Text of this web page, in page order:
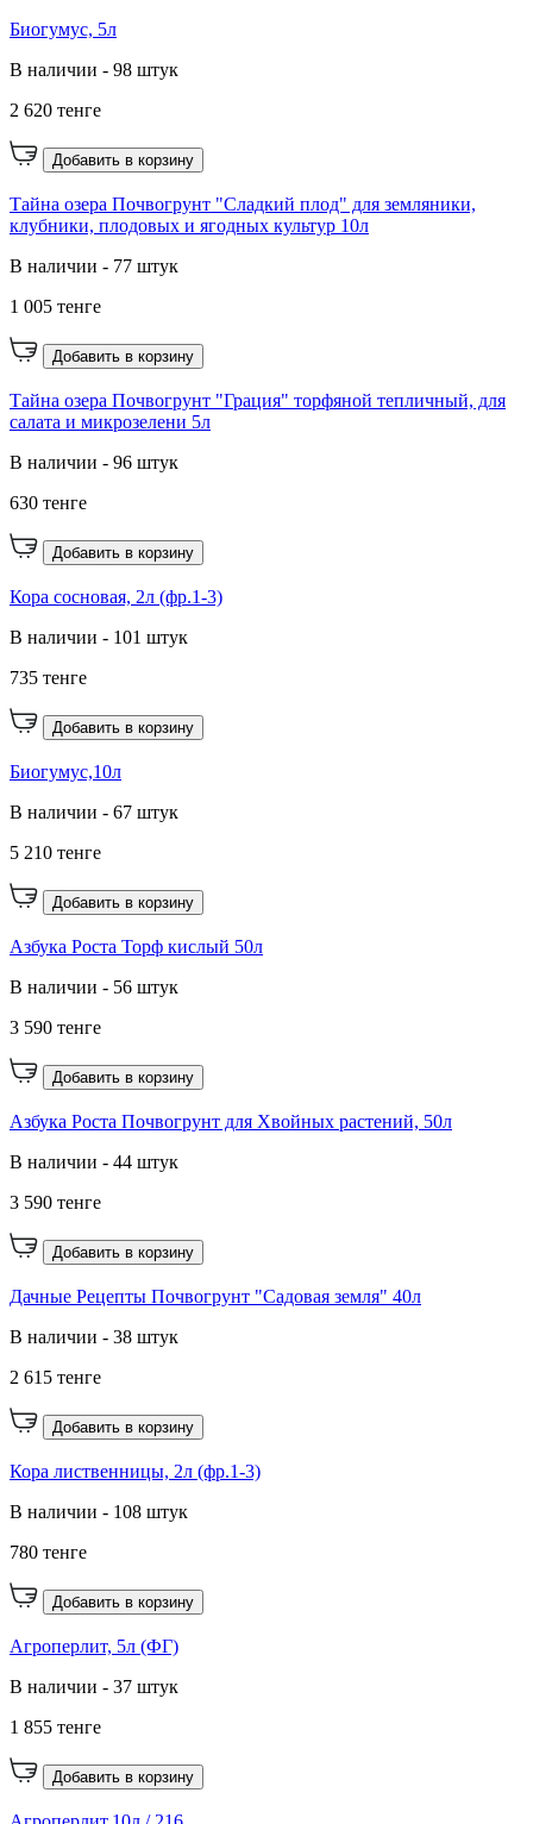
Биогумус, 5л
В наличии - 98 штук
2 620 тенге
Добавить в корзину
Тайна озера Почвогрунт "Сладкий плод" для земляники,
клубники, плодовых и ягодных культур 10л
В наличии - 77 штук
1 005 тенге
Добавить в корзину
Тайна озера Почвогрунт "Грация" торфяной тепличный, для
салата и микрозелени 5л
В наличии - 96 штук
630 тенге
Добавить в корзину
Кора сосновая, 2л (фр.1-3)
В наличии - 101 штук
735 тенге
Добавить в корзину
Биогумус,10л
В наличии - 67 штук
5 210 тенге
Добавить в корзину
Азбука Роста Торф кислый 50л
В наличии - 56 штук
3 590 тенге
Добавить в корзину
Азбука Роста Почвогрунт для Хвойных растений, 50л
В наличии - 44 штук
3 590 тенге
Добавить в корзину
Дачные Рецепты Почвогрунт "Садовая земля" 40л
В наличии - 38 штук
2 615 тенге
Добавить в корзину
Кора лиственницы, 2л (фр.1-3)
В наличии - 108 штук
780 тенге
Добавить в корзину
Агроперлит, 5л (ФГ)
В наличии - 37 штук
1 855 тенге
Добавить в корзину